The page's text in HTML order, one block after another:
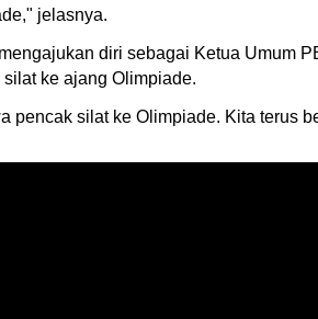
jelasnya.
diri sebagai Ketua Umum
ke ajang Olimpiade.
silat ke Olimpiade. Kita terus